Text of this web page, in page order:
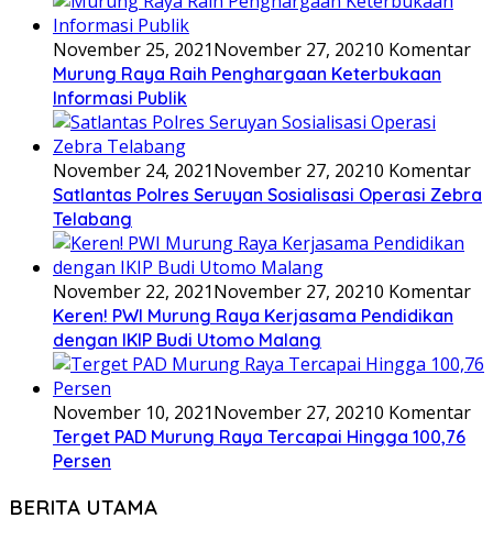
November 25, 2021November 27, 20210 Komentar
Murung Raya Raih Penghargaan Keterbukaan
Informasi Publik
November 24, 2021November 27, 20210 Komentar
Satlantas Polres Seruyan Sosialisasi Operasi Zebra
Telabang
November 22, 2021November 27, 20210 Komentar
Keren! PWI Murung Raya Kerjasama Pendidikan
dengan IKIP Budi Utomo Malang
November 10, 2021November 27, 20210 Komentar
Terget PAD Murung Raya Tercapai Hingga 100,76
Persen
BERITA UTAMA